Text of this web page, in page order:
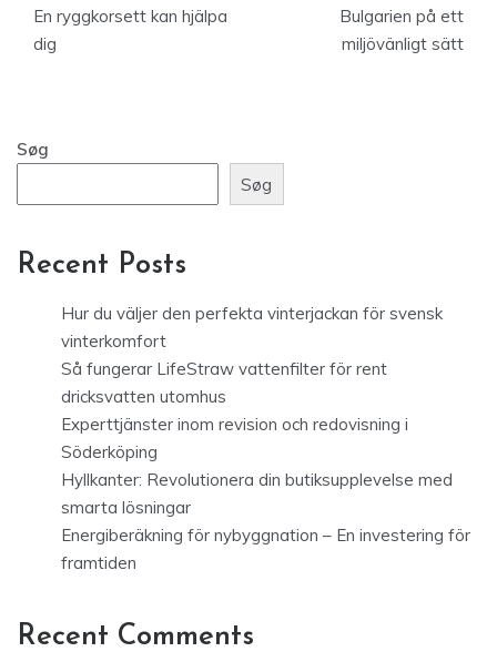
En ryggkorsett kan hjälpa
dig
Bulgarien på ett
miljövänligt sätt
Søg
Søg
Recent Posts
Hur du väljer den perfekta vinterjackan för svensk
vinterkomfort
Så fungerar LifeStraw vattenfilter för rent
dricksvatten utomhus
Experttjänster inom revision och redovisning i
Söderköping
Hyllkanter: Revolutionera din butiksupplevelse med
smarta lösningar
Energiberäkning för nybyggnation – En investering för
framtiden
Recent Comments